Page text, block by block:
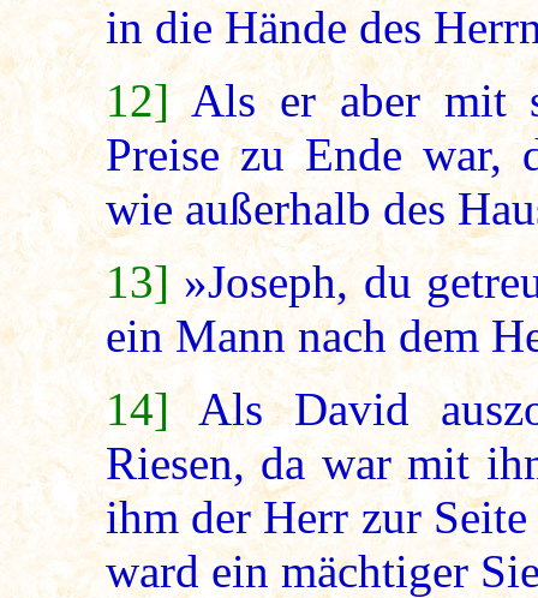
in die Hände des
12]Als er aber mit
Preise zu Ende war,
wie außerhalb des
13] »Joseph, du
ein Mann nach dem
14]Als David
Riesen, da war mit
ihm der Herr zur
ward ein mächtiger